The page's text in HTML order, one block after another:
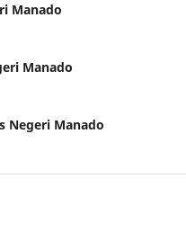
Manado
Manado
Negeri Manado